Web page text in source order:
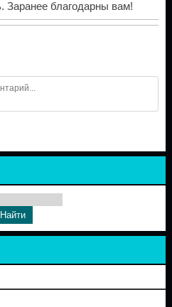
Заранее благодарны вам!